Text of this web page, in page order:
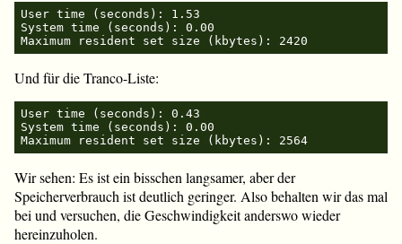
User time (seconds): 1.53
System time (seconds): 0.00
Und für die Tranco-Liste:
User time (seconds): 0.43
System time (seconds): 0.00
Maximum resident set size (kbytes): 2564
Wir sehen: Es ist ein bisschen langsamer, aber der
Speicherverbrauch ist deutlich geringer. Also behalten wir das mal
bei und versuchen, die Geschwindigkeit anderswo wieder
hereinzuholen.